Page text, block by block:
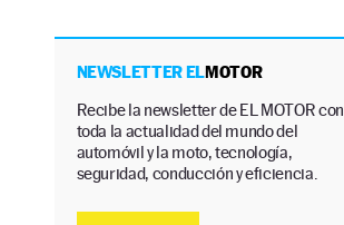
NEWSLETTER ELMOTOR
Recibe la newsletter de EL MOTOR con
toda la actualidad del mundo del
automóvil y la moto, tecnología,
seguridad, conducción y eficiencia.